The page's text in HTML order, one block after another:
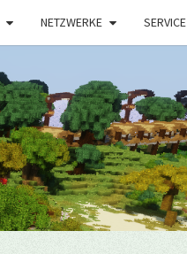
NETZWERKE SERVICE